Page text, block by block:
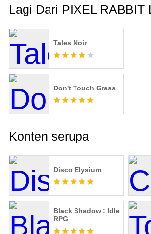
Lagi Dari PIXEL RABBIT
Tales Noir
Don't Touch Grass
Konten serupa
Disco Elysium
Black Shadow : Idle
RPG